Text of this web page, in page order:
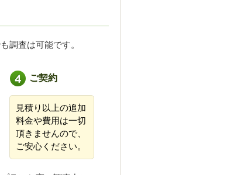
調査は可能です。
ご契約
見積り以上の追加
料金や費用は一切
頂きませんので、
ご安心ください。